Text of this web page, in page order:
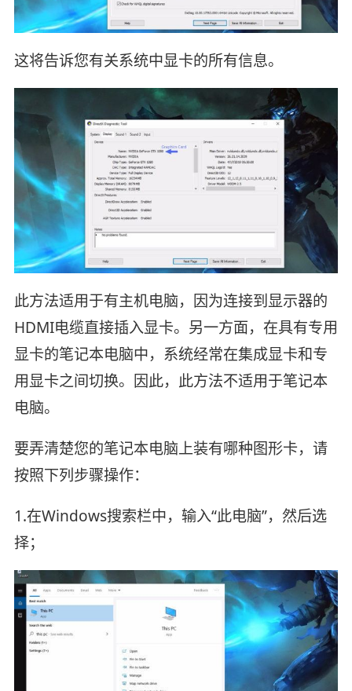
这将告诉您有关系统中显卡的所有信息。
此方法适用于有主机电脑，因为连接到显示器的
HDMI电缆直接插入显卡。另一方面，在具有专用
显卡的笔记本电脑中，系统经常在集成显卡和专
用显卡之间切换。因此，此方法不适用于笔记本
电脑。
要弄清楚您的笔记本电脑上装有哪种图形卡，请
按照下列步骤操作：
1.在Windows搜索栏中，输入“此电脑”，然后选
择；